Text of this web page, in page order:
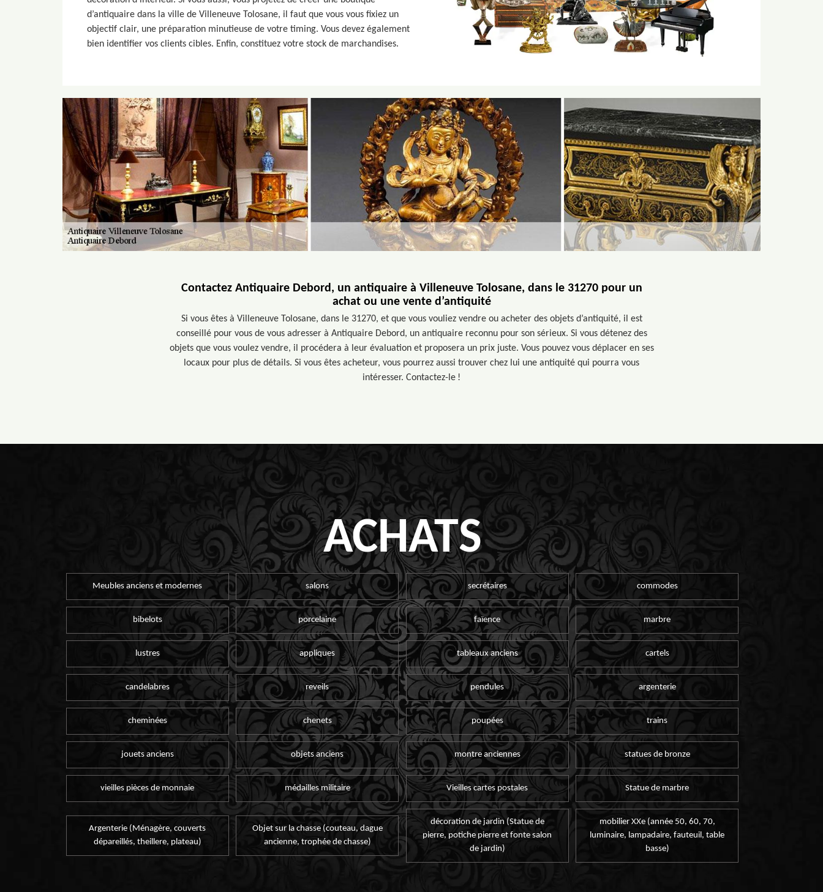
d’antiquaire dans la ville de Villeneuve Tolosane, il faut que vous vous fixiez un
objectif clair, une préparation minutieuse de votre timing. Vous devez également
bien identifier vos clients cibles. Enfin, constituez votre stock de marchandises.
Contactez Antiquaire Debord, un antiquaire à Villeneuve Tolosane, dans le 31270 pour un
achat ou une vente d’antiquité
Si vous êtes à Villeneuve Tolosane, dans le 31270, et que vous vouliez vendre ou acheter des objets d’antiquité, il est
conseillé pour vous de vous adresser à Antiquaire Debord, un antiquaire reconnu pour son sérieux. Si vous détenez des
objets que vous voulez vendre, il procédera à leur évaluation et proposera un prix juste. Vous pouvez vous déplacer en ses
locaux pour plus de détails. Si vous êtes acheteur, vous pourrez aussi trouver chez lui une antiquité qui pourra vous
intéresser. Contactez-le !
ACHATS
Meubles anciens et modernes salons secrétaires commodes
bibelots porcelaine faïence marbre
lustres appliques tableaux anciens cartels
candelabres reveils pendules argenterie
cheminées chenets poupées trains
jouets anciens objets anciens montre anciennes statues de bronze
vieilles pièces de monnaie médailles militaire Vieilles cartes postales Statue de marbre
Argenterie (Ménagère, couverts
dépareillés, theillere, plateau)
Objet sur la chasse (couteau, dague
ancienne, trophée de chasse)
décoration de jardin (Statue de
pierre, potiche pierre et fonte salon
de jardin)
mobilier XXe (année 50, 60, 70,
luminaire, lampadaire, fauteuil, table
basse)